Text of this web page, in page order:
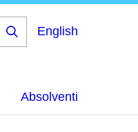
English
Absolventi